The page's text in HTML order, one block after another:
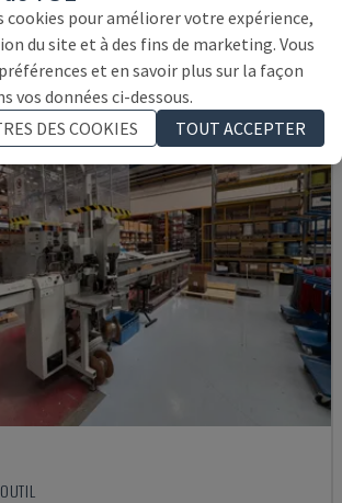
11.000 €
cookies pour améliorer votre expérience,
du site et à des fins de marketing. Vous
et en savoir plus sur la façon
vos données ci-dessous.
DES COOKIES
TOUT ACCEPTER